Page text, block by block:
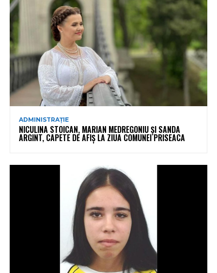
ADMINISTRAȚIE
NICULINA STOICAN, MARIAN MEDREGONIU ȘI SANDA
ARGINT, CAPETE DE AFIȘ LA ZIUA COMUNEI PRISEACA